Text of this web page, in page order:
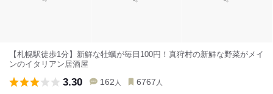
【札幌駅徒歩1分】新鮮な牡蠣が毎日100円！真狩村の新鮮な野菜がメイ
ンのイタリアン居酒屋
3.30 162 人 6767 人